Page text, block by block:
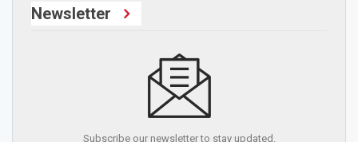
Newsletter
Subscribe our newsletter to stay updated.